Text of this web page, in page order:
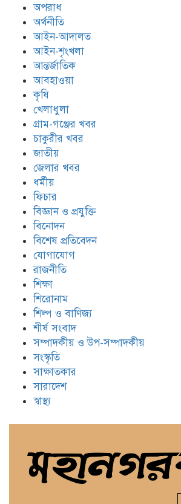
অপরাধ
অর্থনীতি
আইন-আদালত
আইন-শৃংখলা
আন্তর্জাতিক
আবহাওয়া
কৃষি
খেলাধুলা
গ্রাম-গঞ্জের খবর
চাকুরীর খবর
জাতীয়
জেলার খবর
ধর্মীয়
ফিচার
বিজ্ঞান ও প্রযুক্তি
বিনোদন
বিশেষ প্রতিবেদন
যোগাযোগ
রাজনীতি
শিক্ষা
শিরোনাম
শিল্প ও বাণিজ্য
শীর্ষ সংবাদ
সম্পাদকীয় ও উপ-সম্পাদকীয়
সংস্কৃতি
সাক্ষাতকার
সারাদেশ
স্বাস্থ্য